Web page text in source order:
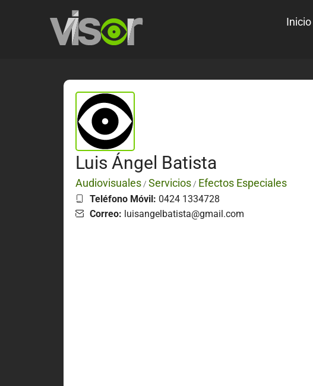
Inicio
Luis Ángel Batista
Audiovisuales / Servicios / Efectos Especiales
Teléfono Móvil: 0424 1334728
Correo: luisangelbatista@gmail.com